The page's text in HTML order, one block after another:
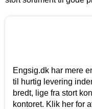
Engsig.dk har mere
til hurtig levering
bredt, lige fra stort
kontoret. Klik her for